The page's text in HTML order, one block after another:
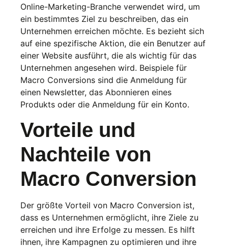
Online-Marketing-Branche verwendet wird, um
ein bestimmtes Ziel zu beschreiben, das ein
Unternehmen erreichen möchte. Es bezieht sich
auf eine spezifische Aktion, die ein Benutzer auf
einer Website ausführt, die als wichtig für das
Unternehmen angesehen wird. Beispiele für
Macro Conversions sind die Anmeldung für
einen Newsletter, das Abonnieren eines
Produkts oder die Anmeldung für ein Konto.
Vorteile und
Nachteile von
Macro Conversion
Der größte Vorteil von Macro Conversion ist,
dass es Unternehmen ermöglicht, ihre Ziele zu
erreichen und ihre Erfolge zu messen. Es hilft
ihnen, ihre Kampagnen zu optimieren und ihre